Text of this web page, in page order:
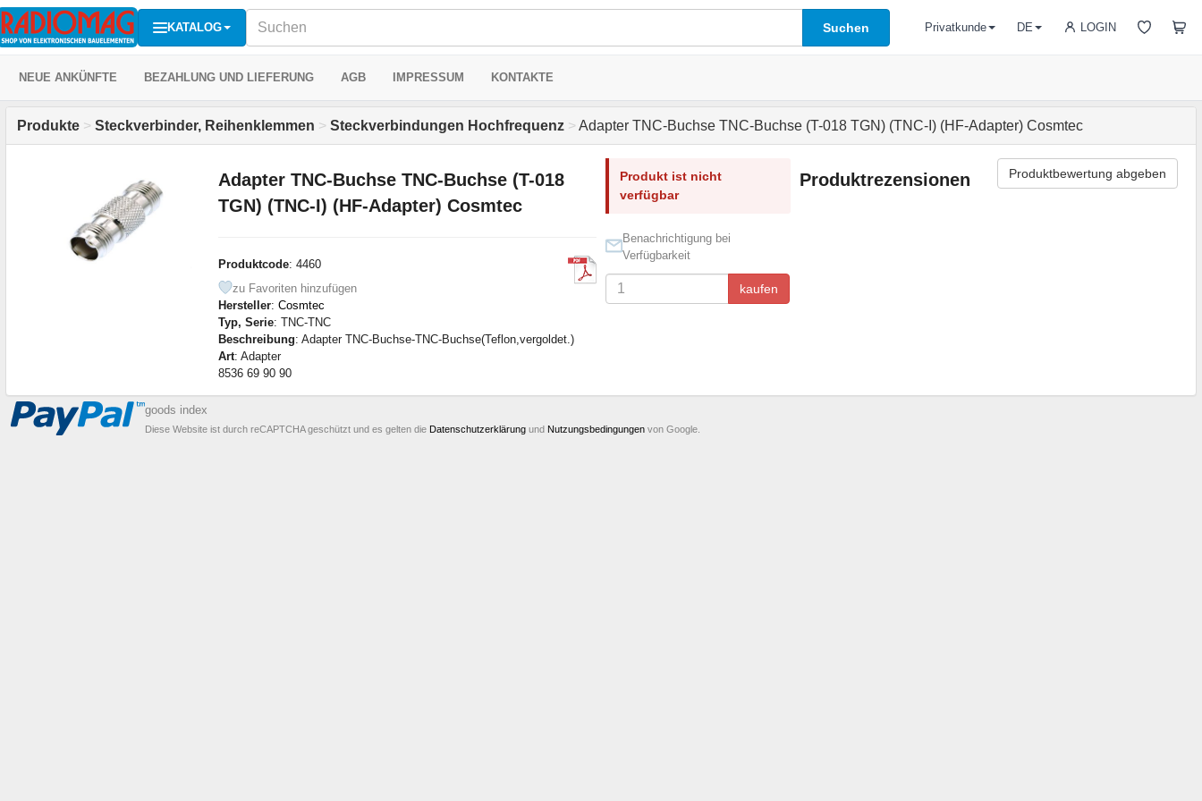
KATALOG Suchen LOGIN
Privatkunde DE
NEUE ANKÜNFTE BEZAHLUNG UND LIEFERUNG AGB IMPRESSUM KONTAKTE
Produkte > Steckverbinder, Reihenklemmen > Steckverbindungen Hochfrequenz > Adapter TNC-Buchse TNC-Buchse (T-018 TGN) (TNC-I) (HF-Adapter) Cosmtec
Adapter TNC-Buchse TNC-Buchse (T-018
TGN) (TNC-I) (HF-Adapter) Cosmtec
Produktcode: 4460
zu Favoriten hinzufügen
Hersteller: Cosmtec
Typ, Serie: TNC-TNC
Beschreibung: Adapter TNC-Buchse-TNC-Buchse(Teflon,vergoldet.)
Art: Adapter
8536 69 90 90
Produkt ist nicht
verfügbar
Benachrichtigung bei
Verfügbarkeit
kaufen
Produktrezensionen Produktbewertung abgeben
goods index
Diese Website ist durch reCAPTCHA geschützt und es gelten die Datenschutzerklärung und Nutzungsbedingungen von Google.